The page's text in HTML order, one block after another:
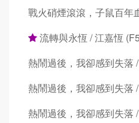
戰火硝煙滾滾，子鼠百年
流轉與永恆 / 江嘉恆
熱鬧過後，我卻感到失落
熱鬧過後，我卻感到失落
熱鬧過後，我卻感到失落